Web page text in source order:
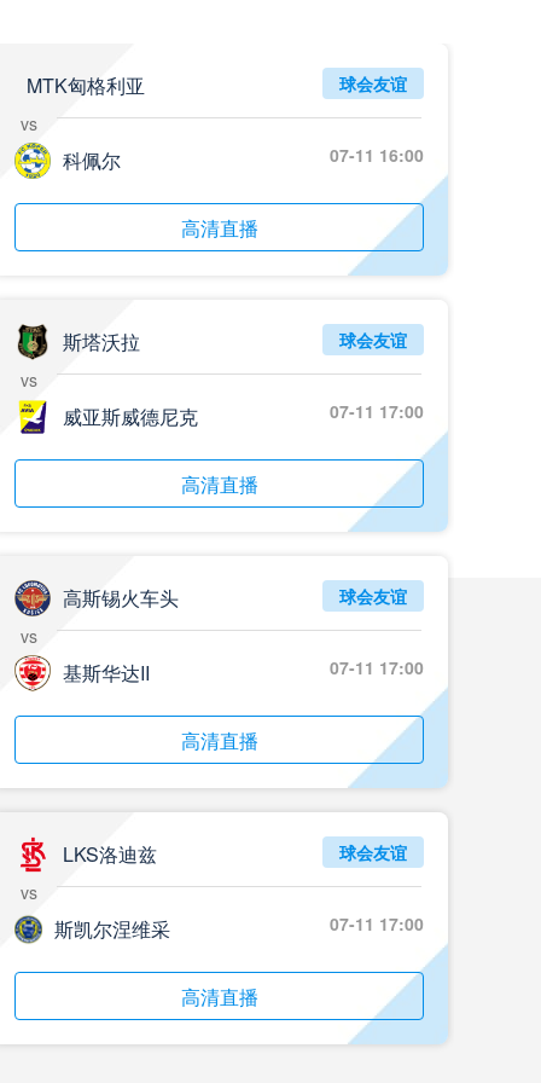
MTK匈格利亚
vs
科佩尔
球会友谊
07-11 16:00
高清直播
斯塔沃拉
vs
威亚斯威德尼克
球会友谊
07-11 17:00
高清直播
高斯锡火车头
vs
基斯华达II
球会友谊
07-11 17:00
高清直播
LKS洛迪兹
vs
斯凯尔涅维采
球会友谊
07-11 17:00
高清直播